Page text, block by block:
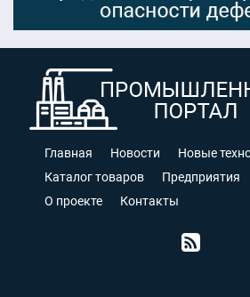
Главная Новости
Новые
Каталог товаров
Предприятия
О проекте
Контакты